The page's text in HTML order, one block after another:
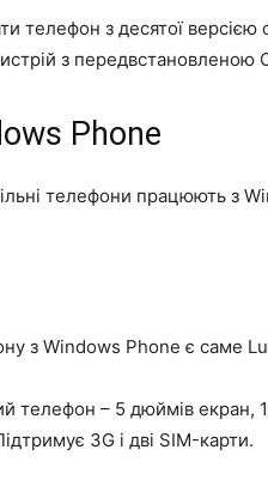
телефон з десятої версією
з передвстановленою
Phone
телефони працюють з
з Windows Phone є саме
телефон – 5 дюймів екран,
3G і дві SIM-карти.